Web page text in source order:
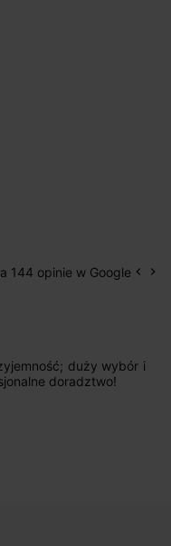
144 opinie w Google keyboard_arrow_left keyboard_arrow_right
duży wybór i
doradztwo!